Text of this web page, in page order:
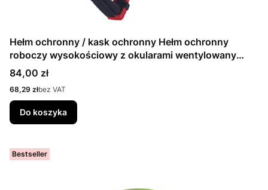
Hełm ochronny / kask ochronny Hełm ochronny
roboczy wysokościowy z okularami wentylowany
ALPINWORKER żółty CERVA
Cena
84,00 zł
Cena
68,29 złbez VAT
Do koszyka
Bestseller